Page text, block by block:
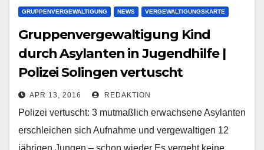
GRUPPENVERGEWALTIGUNG NEWS VERGEWALTIGUNGSKARTE
Gruppenvergewaltigung Kind
durch Asylanten in Jugendhilfe |
Polizei Solingen vertuscht
APR 13, 2016 REDAKTION
Polizei vertuscht: 3 mutmaßlich erwachsene Asylanten
erschleichen sich Aufnahme und vergewaltigen 12
jährigen Jungen – schon wieder Es vergeht keine